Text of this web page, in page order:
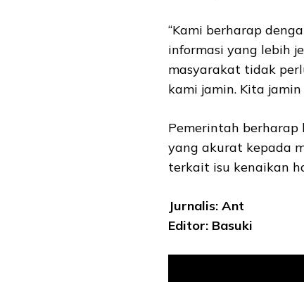
“Kami berharap
informasi yang lebih
masyarakat tidak
kami jamin. Kita
Pemerintah
yang akurat kepada
terkait isu kenaikan
Jurnalis: Ant
Editor: Basuki